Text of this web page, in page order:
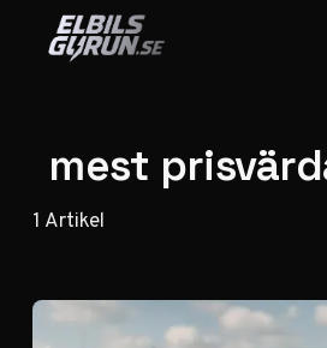
Hoppa till innehåll
mest
1 Artikel